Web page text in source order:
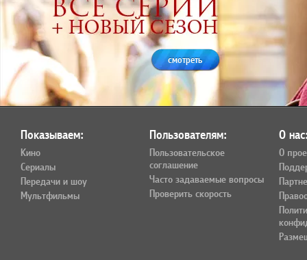
смотреть
Показываем:
Кино
Сериалы
Передачи и шоу
Мультфильмы
Пользователям:
Пользовательское
соглашение
Часто задаваемые вопросы
Проверить скорость
О
О